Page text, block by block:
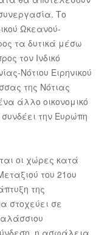
Το
Ωκεανού-
τα δυτικά μέσω
τον Ινδικό
Νότιου Ειρηνικού
της Νότιας
άλλο οικονομικό
την Ευρώπη
οι χώρες κατά
του 21ου
της
στοχεύει σε